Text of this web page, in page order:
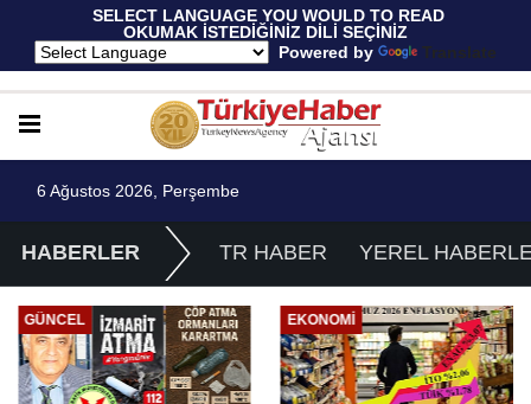
SELECT LANGUAGE YOU WOULD TO READ
OKUMAK İSTEDİĞİNİZ DİLİ SEÇİNİZ
Powered by
Translate
6 Ağustos 2026, Perşembe
HABERLER TR HABER YEREL
GÜNCEL EKONOMI